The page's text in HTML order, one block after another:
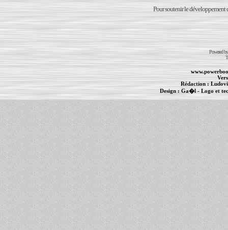
Pour soutenir le développement
Powered
Rédaction :
Design :Ga�l- Logo et
PowerBook